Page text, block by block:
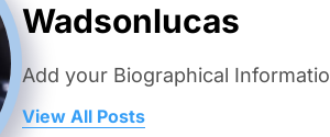
Wadsonlucas
Add your Biographical
View All Posts